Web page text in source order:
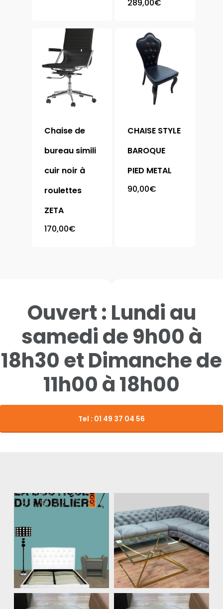
289,00€
Chaise de
bureau simili
cuir noir à
roulettes
ZETA
170,00€
CHAISE STYLE
BAROQUE
PIED METAL
90,00€
Ouvert : Lundi au
samedi de 9h00 à
18h30 et Dimanche de
11h00 à 18h00
Tel : 01 49 37 04 56
Accueil
Meubles
Armoire
Chaise
Literie
Table